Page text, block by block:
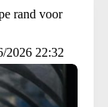
rand voor
2026 22:32